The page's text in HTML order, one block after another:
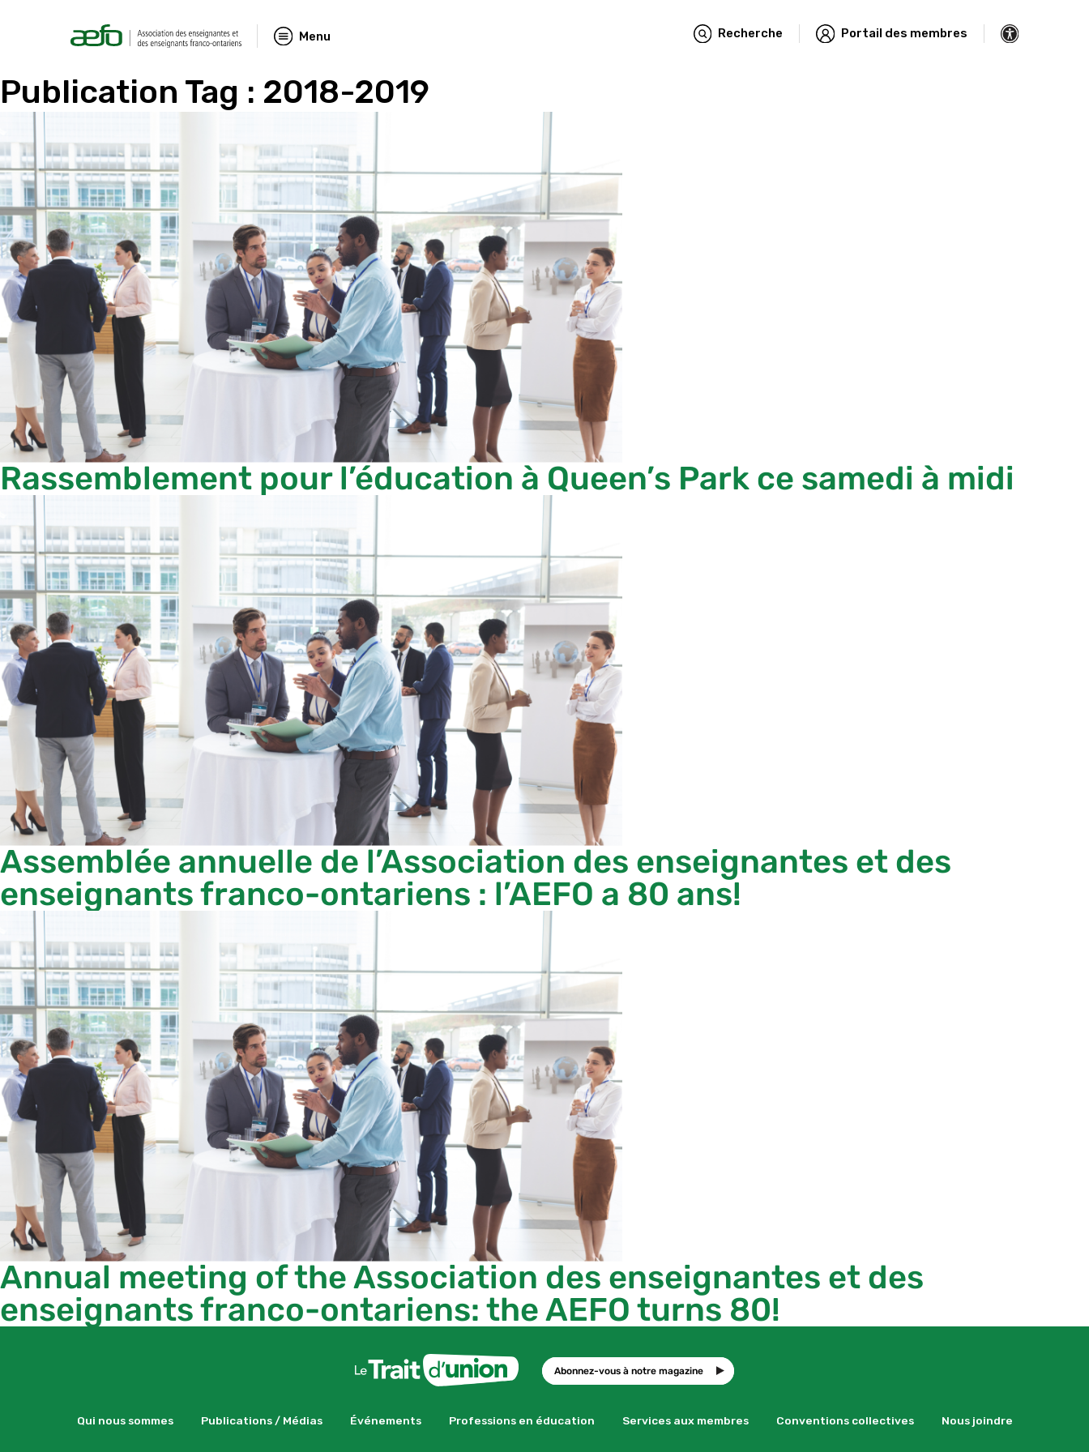
Menu Recherche Portail des membres
Publication Tag : 2018-2019
Rassemblement pour l’éducation à Queen’s Park ce samedi à midi
Assemblée annuelle de l’Association des enseignantes et des
enseignants franco-ontariens : l’AEFO a 80 ans!
Annual meeting of the Association des enseignantes et des
enseignants franco-ontariens: the AEFO turns 80!
Abonnez-vous à notre magazine
Qui nous sommes Publications / Médias Événements Professions en éducation Services aux membres Conventions collectives Nous joindre